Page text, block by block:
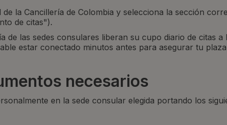
la Cancillería de Colombia y selecciona la sección
de citas").
de las sedes consulares liberan su cupo diario de citas a
estar conectado minutos antes para asegurar tu
necesarios
en la sede consular elegida portando los